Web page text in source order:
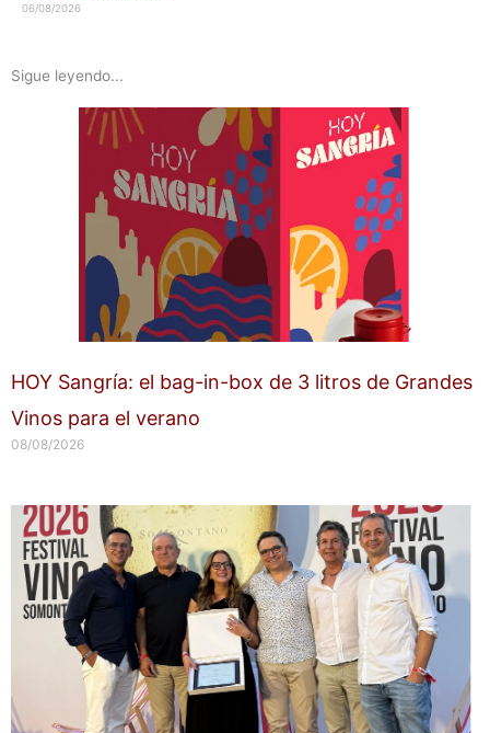
06/08/2026
Sigue leyendo...
HOY Sangría: el bag-in-box de 3 litros de Grandes
Vinos para el verano
08/08/2026